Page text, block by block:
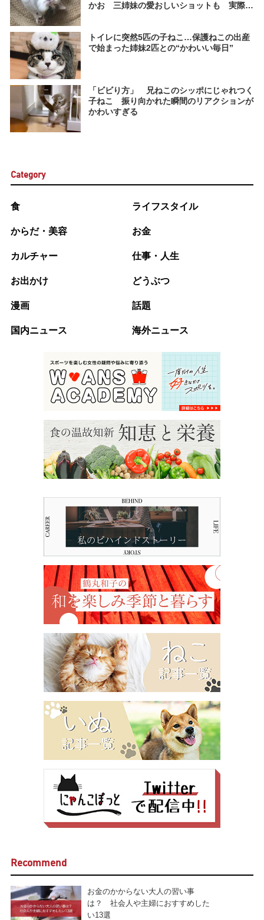
かお 三姉妹の愛おしいショットも 実際の
トイレに突然5匹の子ねこ…保護ねこの出産
で始まった姉妹2匹との“かわいい毎日”
「ビビり方」 兄ねこのシッポにじゃれつく
子ねこ 振り向かれた瞬間のリアクションが
かわいすぎる
Category
食 ライフスタイル
からだ・美容 お金
カルチャー 仕事・人生
お出かけ どうぶつ
漫画 話題
国内ニュース 海外ニュース
Recommend
お金のかからない大人の習い事
は？ 社会人や主婦におすすめした
い13選